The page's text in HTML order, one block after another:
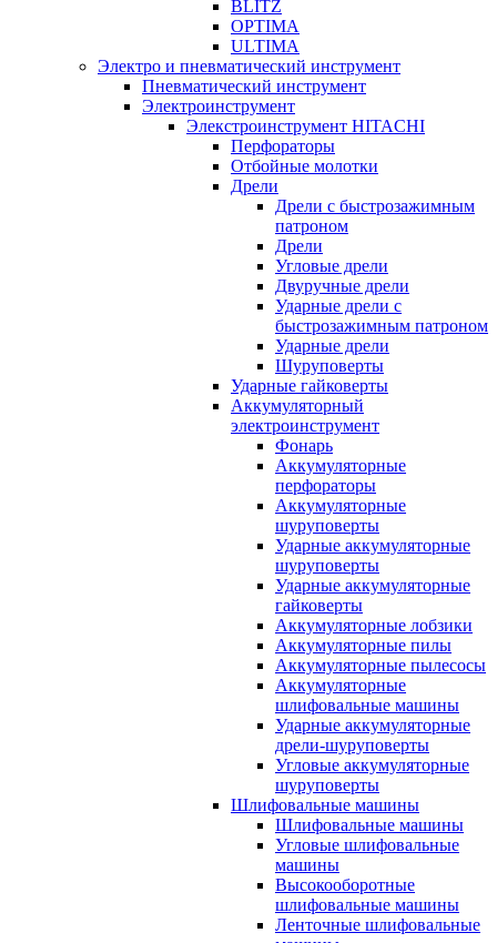
BLITZ
OPTIMA
ULTIMA
Электро и пневматический инструмент
Пневматический инструмент
Электроинструмент
Элекстроинструмент HITACHI
Перфораторы
Отбойные молотки
Дрели
Дрели с быстрозажимным
патроном
Дрели
Угловые дрели
Двуручные дрели
Ударные дрели с
быстрозажимным патроном
Ударные дрели
Шуруповерты
Ударные гайковерты
Аккумуляторный
электроинструмент
Фонарь
Аккумуляторные
перфораторы
Аккумуляторные
шуруповерты
Ударные аккумуляторные
шуруповерты
Ударные аккумуляторные
гайковерты
Аккумуляторные лобзики
Аккумуляторные пилы
Аккумуляторные пылесосы
Аккумуляторные
шлифовальные машины
Ударные аккумуляторные
дрели-шуруповерты
Угловые аккумуляторные
шуруповерты
Шлифовальные машины
Шлифовальные машины
Угловые шлифовальные
машины
Высокооборотные
шлифовальные машины
Ленточные шлифовальные